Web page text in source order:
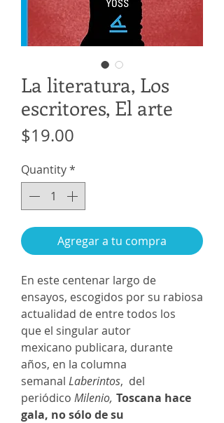
La literatura, Los
escritores, El arte
$19.00
Quantity*
Agregar a tu compra
En este centenar largo de
ensayos, escogidos por su rabiosa
actualidad de entre todos los
que el singular autor
mexicano publicara, durante
años, en la columna
semanal Laberintos, del
periódico Milenio, Toscana hace
gala, no sólo de su